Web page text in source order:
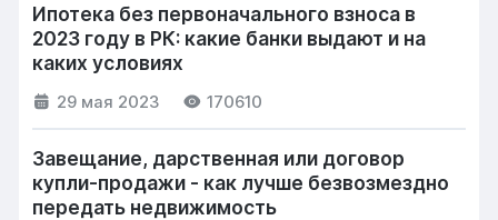
Ипотека без первоначального взноса в
2023 году в РК: какие банки выдают и на
каких условиях
29 мая 2023 170610
Завещание, дарственная или договор
купли-продажи - как лучше безвозмездно
передать недвижимость